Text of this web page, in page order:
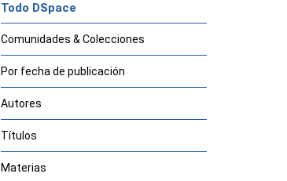
Todo DSpace
Comunidades & Colecciones
Por fecha de publicación
Autores
Títulos
Materias